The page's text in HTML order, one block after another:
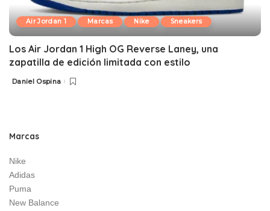
Air Jordan 1 Marcas Nike Sneakers
Los Air Jordan 1 High OG Reverse Laney, una
zapatilla de edición limitada con estilo
Posted
Daniel Ospina
Marcas
Nike
Adidas
Puma
New Balance